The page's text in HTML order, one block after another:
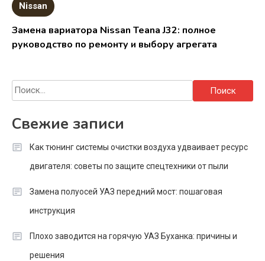
Nissan
Замена вариатора Nissan Teana J32: полное
руководство по ремонту и выбору агрегата
Найти:
Свежие записи
Как тюнинг системы очистки воздуха удваивает ресурс
двигателя: советы по защите спецтехники от пыли
Замена полуосей УАЗ передний мост: пошаговая
инструкция
Плохо заводится на горячую УАЗ Буханка: причины и
решения